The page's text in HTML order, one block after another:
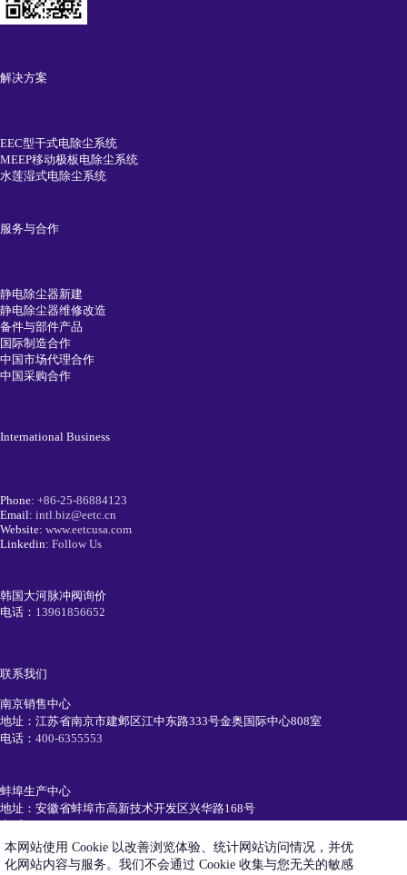
本网站使用 Cookie 以改善浏览体验、统计网站访问情况，并优
化网站内容与服务。我们不会通过 Cookie 收集与您无关的敏感
解决方案
EEC型干式电除尘系统
MEEP移动极板电除尘系统
水莲湿式电除尘系统
服务与合作
静电除尘器新建
静电除尘器维修改造
备件与部件产品
国际制造合作
中国市场代理合作
中国采购合作
International Business
Phone: +86-25-86884123
Email: intl.biz@eetc.cn
Website: www.eetcusa.com
Linkedin: Follow Us
韩国大河脉冲阀询价
电话： 13961856652
联系我们
南京销售中心
地址：江苏省南京市建邺区江中东路333号金奥国际中心808室
电话： 400-6355553
蚌埠生产中心
地址：安徽省蚌埠市高新技术开发区兴华路168号